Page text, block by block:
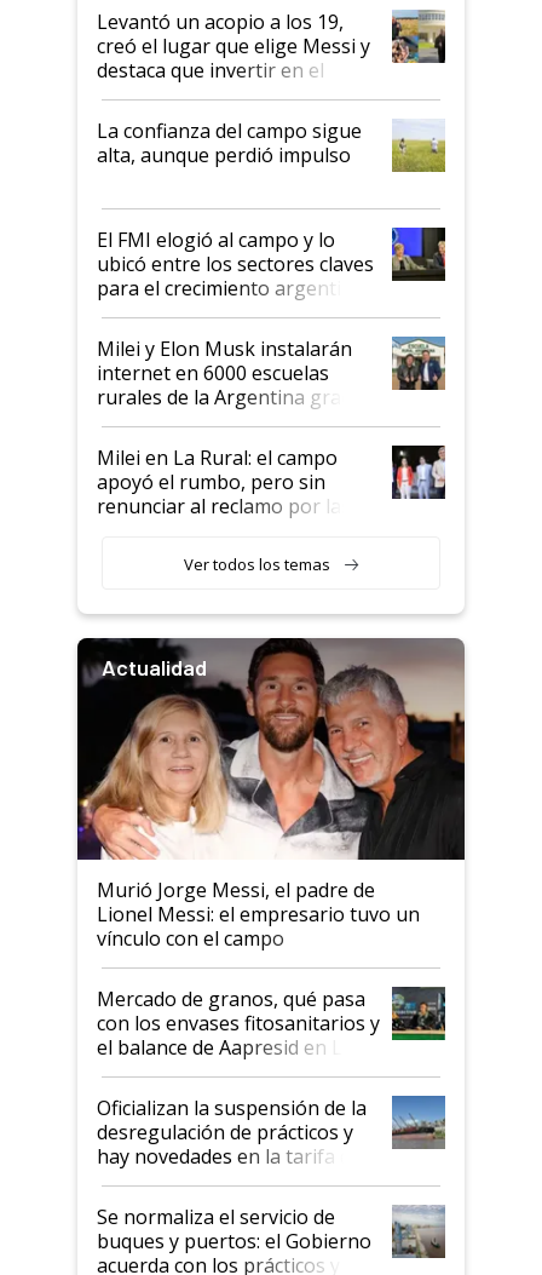
Levantó un acopio a los 19,
creó el lugar que elige Messi y
destaca que invertir en el
kirchnerismo era como "darle
plata a un hijo para droga":
Juan Félix Rossetti, el libertario
que de una dura crisis salió
de Milei
La confianza del campo sigue
alta, aunque perdió impulso
El FMI elogió al campo y lo
ubicó entre los sectores claves
para el crecimiento argentino
Milei y Elon Musk instalarán
internet en 6000 escuelas
rurales de la Argentina gracias
a un acuerdo con Starlink
Milei en La Rural: el campo
apoyó el rumbo, pero sin
renunciar al reclamo por las
Ver todos los temas
Actualidad
Murió Jorge Messi, el padre de
Lionel Messi: el empresario tuvo un
vínculo con el campo
Mercado de granos, qué pasa
con los envases fitosanitarios y
el balance de Aapresid en La
Posta
Oficializan la suspensión de la
desregulación de prácticos y
hay novedades en la tarifa de
la hidrovía
Se normaliza el servicio de
buques y puertos: el Gobierno
acuerda con los prácticos y